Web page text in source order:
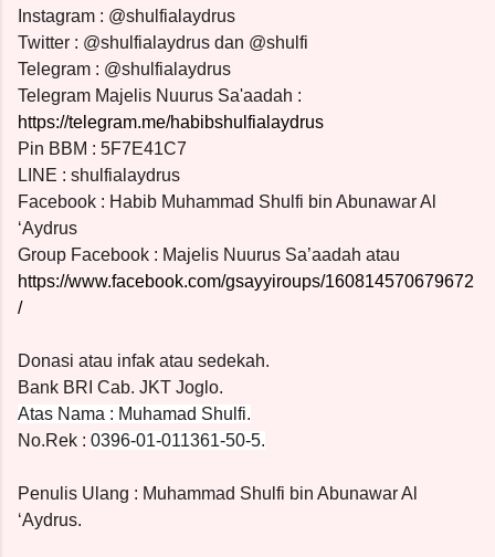
Instagram : @shulfialaydrus
Twitter : @shulfialaydrus dan @shulfi
Telegram : @shulfialaydrus
Telegram Majelis Nuurus Sa'aadah :
https://telegram.me/habibshulfialaydrus
Pin BBM : 5F7E41C7
LINE : shulfialaydrus
Facebook : Habib Muhammad Shulfi bin Abunawar Al
‘Aydrus
Group Facebook : Majelis Nuurus Sa’aadah atau
https://www.facebook.com/gsayyiroups/160814570679672
/
Donasi atau infak atau sedekah.
Bank BRI Cab. JKT Joglo.
Atas Nama : Muhamad Shulfi.
No.Rek : 0396-01-011361-50-5.
Penulis Ulang : Muhammad Shulfi bin Abunawar Al
‘Aydrus.